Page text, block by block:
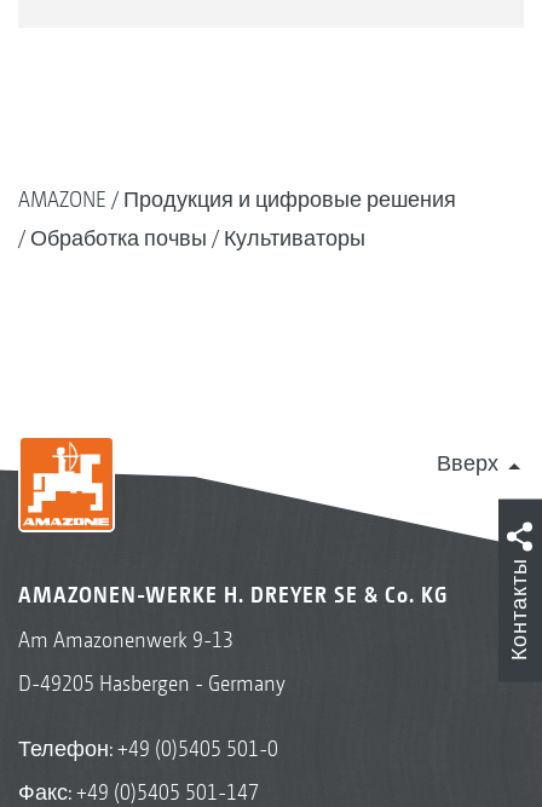
AMAZONE
Продукция и цифровые решения
Обработка почвы
Культиваторы
Вверх
AMAZONEN-WERKE H. DREYER SE & Co. KG
Am Amazonenwerk 9-13
D-49205 Hasbergen - Germany
Телефон:+49 (0)5405 501-0
Факс: +49 (0)5405 501-147
Контакты